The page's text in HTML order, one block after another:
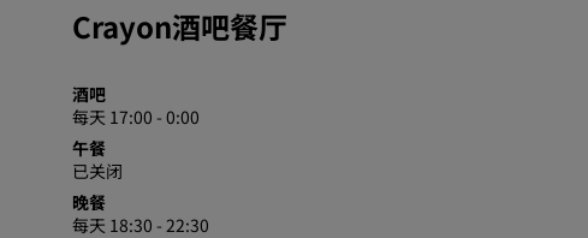
Crayon酒吧餐厅
酒吧
每天 17:00 - 0:00
午餐
已关闭
晚餐
每天 18:30 - 22:30